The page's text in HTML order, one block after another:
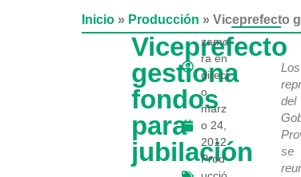
Inicio » Producción » Viceprefecto
Viceprefecto
gestiona
fondos
para
jubilación
zamo
ra en
direct
o
marz
o 24,
2012
Prod
Los
del
se